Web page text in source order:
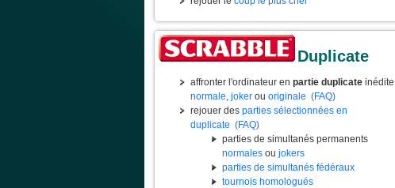
Duplicate
affronter l'ordinateur en partie duplicate inédite
normale, joker ou originale (FAQ)
rejouer des parties sélectionnées en
duplicate (FAQ)
parties de simultanés permanents
normales ou jokers
parties de simultanés fédéraux
tournois homologués